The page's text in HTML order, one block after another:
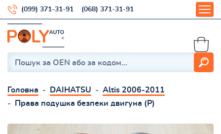
(099) 371-31-91 (068) 371-31-91
Головна DAIHATSU
Altis 2006-2011
Права подушка безпеки двигуна (P)